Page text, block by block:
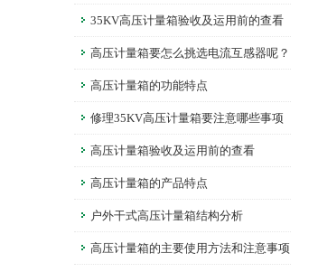
35KV高压计量箱验收及运用前的查看
高压计量箱要怎么挑选电流互感器呢？
高压计量箱的功能特点
修理35KV高压计量箱要注意哪些事项
呢？高压计量箱验收及运用前的查看
高压计量箱的产品特点
户外干式高压计量箱结构分析
高压计量箱的主要使用方法和注意事项